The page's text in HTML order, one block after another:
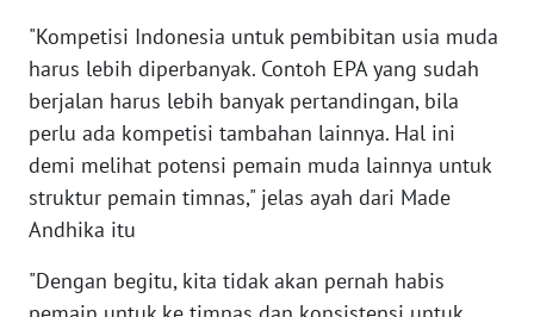
"Kompetisi Indonesia untuk pembibitan usia muda
harus lebih diperbanyak. Contoh EPA yang sudah
berjalan harus lebih banyak pertandingan, bila
perlu ada kompetisi tambahan lainnya. Hal ini
demi melihat potensi pemain muda lainnya untuk
struktur pemain timnas," jelas ayah dari Made
Andhika itu
"Dengan begitu, kita tidak akan pernah habis
WN
SUMBAR
WN
BENGKULU
WN